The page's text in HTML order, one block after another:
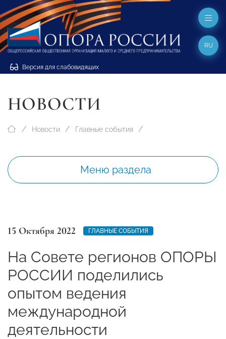
Версия для слабовидящих
RU
НОВОСТИ
Новости Главные события
Меню раздела
15 Октября 2022 ГЛАВНЫЕ СОБЫТИЯ
На Совете регионов ОПОРЫ
РОССИИ поделились
опытом ведения
международной
деятельности